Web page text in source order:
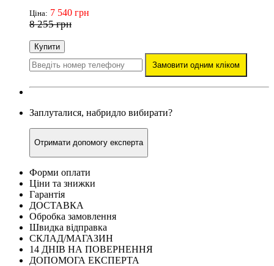
Ціна: 7 540 грн
8 255 грн
Купити
Замовити одним кліком
Заплуталися, набридло вибирати?
Отримати допомогу експерта
Форми оплати
Ціни та знижки
Гарантія
ДОСТАВКА
Обробка замовлення
Швидка відправка
СКЛАД/МАГАЗИН
14 ДНІВ НА ПОВЕРНЕННЯ
ДОПОМОГА ЕКСПЕРТА